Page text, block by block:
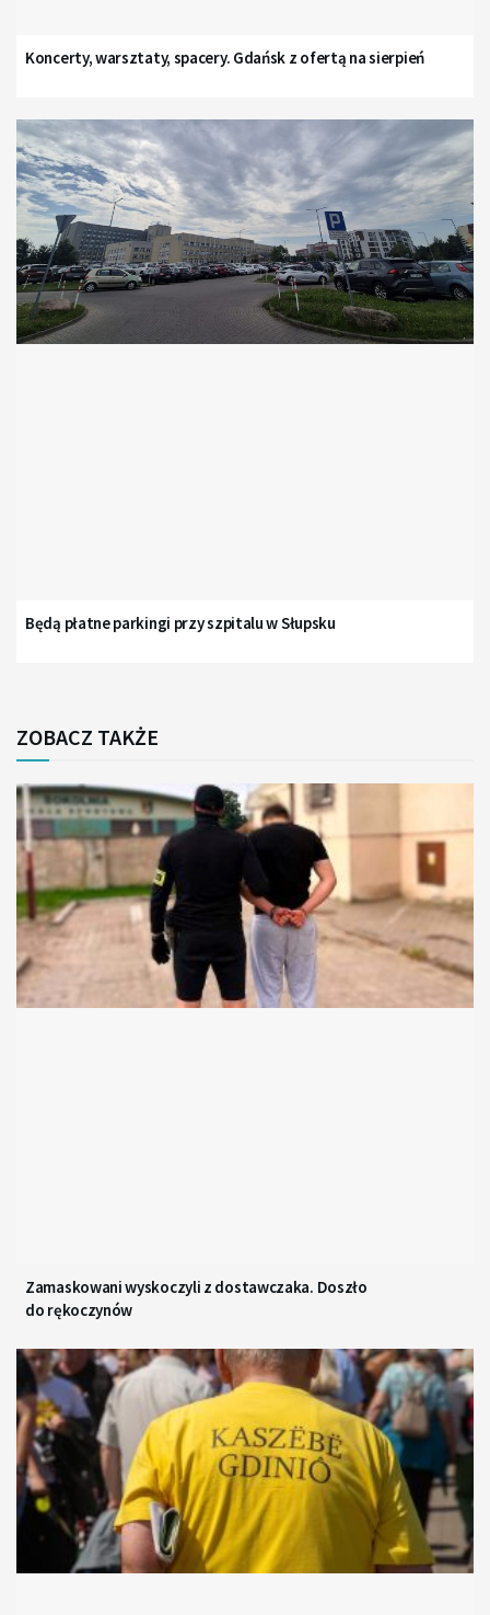
Koncerty, warsztaty, spacery. Gdańsk z ofertą na sierpień
Będą płatne parkingi przy szpitalu w Słupsku
ZOBACZ TAKŻE
Zamaskowani wyskoczyli z dostawczaka. Doszło
do rękoczynów